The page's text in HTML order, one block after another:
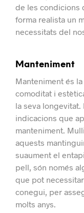
de les condicions
forma realista un
necessitats del
Manteniment
Manteniment és
comoditat i
la seva longevitat.
indicacions que
manteniment.
aquests
suaument el
pell, són només
que pot necessitar
conegui, per
molts anys.